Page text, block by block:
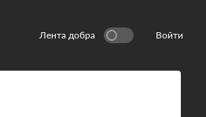
Лента добра Войти